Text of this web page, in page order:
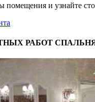
помещения и узнайте
РАБОТ